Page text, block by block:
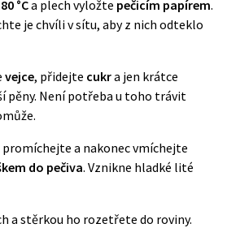
°Ca plech vyložte pečicím papírem.
je chvíli v sítu, aby z nich odteklo
vejce, přidejte cukra jen krátce
pěny. Není potřeba u toho trávit
promíchejte a nakonec vmíchejte
do pečiva. Vznikne hladké lité
a stěrkou ho rozetřete do roviny.